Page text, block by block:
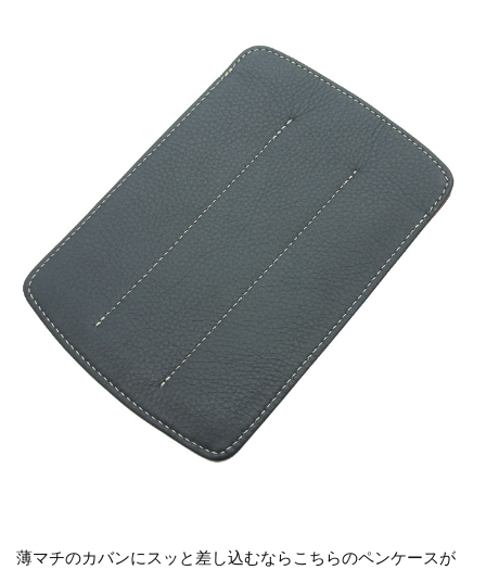
薄マチのカバンにスッと差し込むならこちらのペンケースが